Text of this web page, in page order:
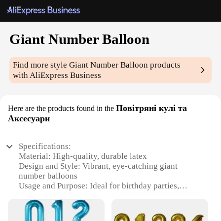
Giant Number Balloon
Find more styleGiant Number Balloon products
with AliExpress Business
Here are the products found in the Повітряні кулі та
Аксесуари
Specifications:
Material: High-quality, durable latex
Design and Style: Vibrant, eye-catching giant
number balloons
Usage and Purpose: Ideal for birthday parties,
Shape or Size: Available in various sizes, including
3-foot and 4-foot options